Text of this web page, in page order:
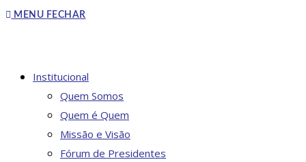
MENU FECHAR
Institucional
Quem Somos
Quem é Quem
Missão e Visão
Fórum de Presidentes